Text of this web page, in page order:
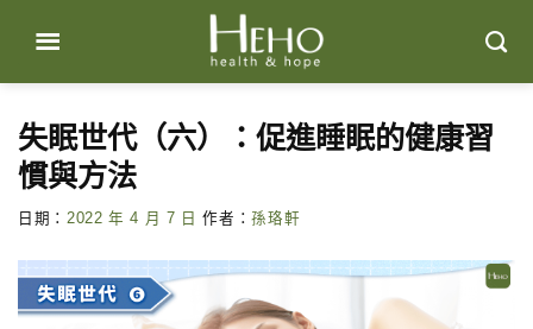
content
失眠世代（六）：促進睡眠的健康習
慣與方法
日期： 2022 年 4 月 7 日 作者：孫珞軒